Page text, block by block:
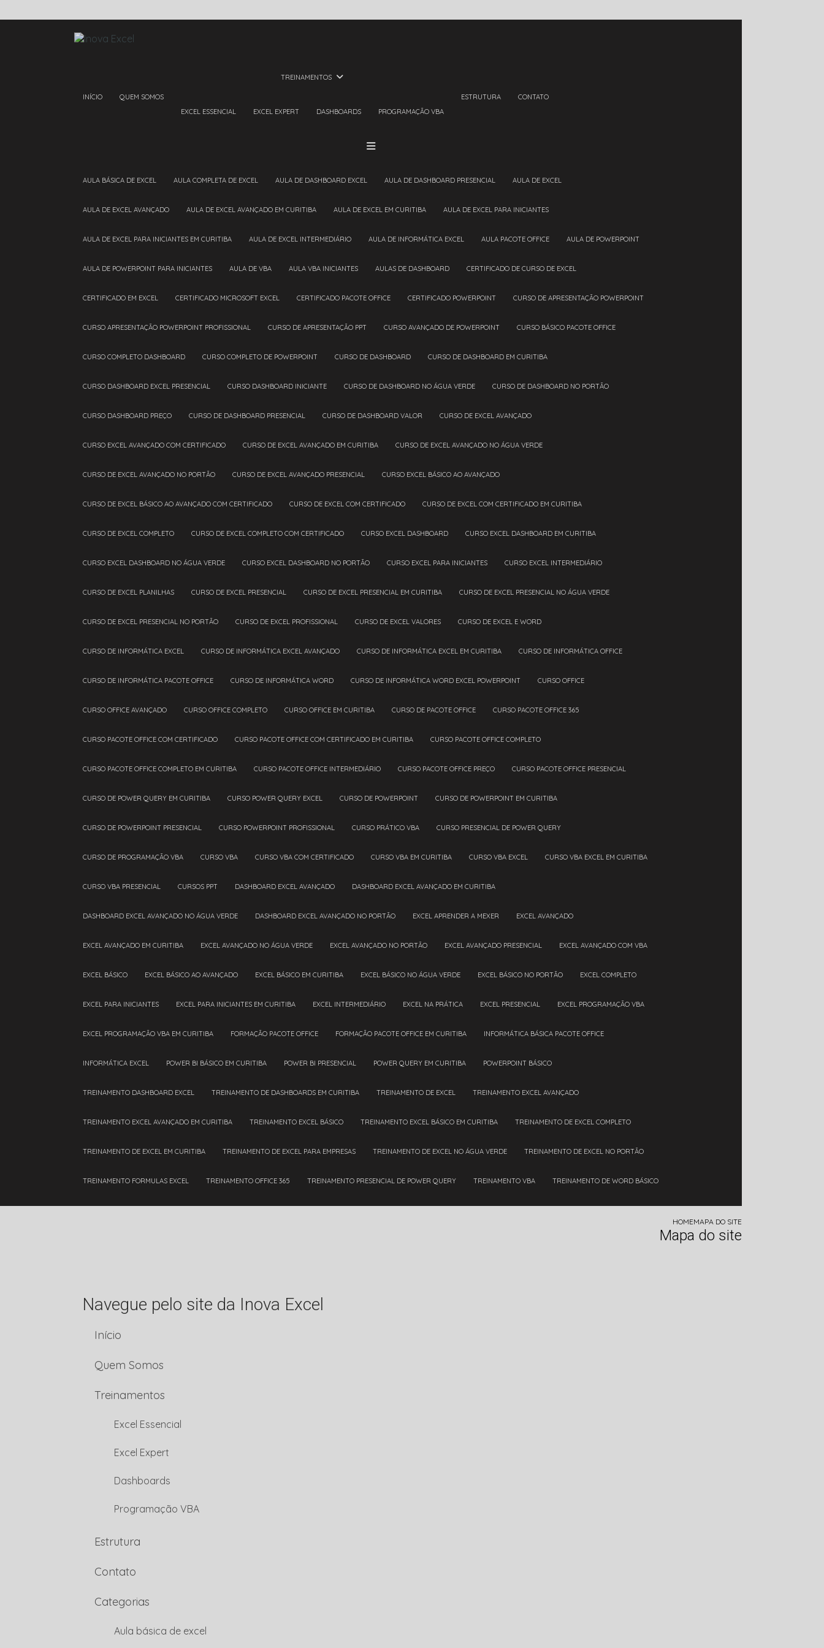
INÍCIO QUEM SOMOS
TREINAMENTOS
EXCEL ESSENCIAL EXCEL EXPERT DASHBOARDS PROGRAMAÇÃO VBA
ESTRUTURA CONTATO
AULA BÁSICA DE EXCEL AULA COMPLETA DE EXCEL AULA DE DASHBOARD EXCEL AULA DE DASHBOARD PRESENCIAL AULA DE EXCEL
AULA DE EXCEL AVANÇADO AULA DE EXCEL AVANÇADO EM CURITIBA AULA DE EXCEL EM CURITIBA AULA DE EXCEL PARA INICIANTES
AULA DE EXCEL PARA INICIANTES EM CURITIBA AULA DE EXCEL INTERMEDIÁRIO AULA DE INFORMÁTICA EXCEL AULA PACOTE OFFICE AULA DE POWERPOINT
AULA DE POWERPOINT PARA INICIANTES AULA DE VBA AULA VBA INICIANTES AULAS DE DASHBOARD CERTIFICADO DE CURSO DE EXCEL
CERTIFICADO EM EXCEL CERTIFICADO MICROSOFT EXCEL CERTIFICADO PACOTE OFFICE CERTIFICADO POWERPOINT CURSO DE APRESENTAÇÃO POWERPOINT
CURSO APRESENTAÇÃO POWERPOINT PROFISSIONAL CURSO DE APRESENTAÇÃO PPT CURSO AVANÇADO DE POWERPOINT CURSO BÁSICO PACOTE OFFICE
CURSO COMPLETO DASHBOARD CURSO COMPLETO DE POWERPOINT CURSO DE DASHBOARD CURSO DE DASHBOARD EM CURITIBA
CURSO DASHBOARD EXCEL PRESENCIAL CURSO DASHBOARD INICIANTE CURSO DE DASHBOARD NO ÁGUA VERDE CURSO DE DASHBOARD NO PORTÃO
CURSO DASHBOARD PREÇO CURSO DE DASHBOARD PRESENCIAL CURSO DE DASHBOARD VALOR CURSO DE EXCEL AVANÇADO
CURSO EXCEL AVANÇADO COM CERTIFICADO CURSO DE EXCEL AVANÇADO EM CURITIBA CURSO DE EXCEL AVANÇADO NO ÁGUA VERDE
CURSO DE EXCEL AVANÇADO NO PORTÃO CURSO DE EXCEL AVANÇADO PRESENCIAL CURSO EXCEL BÁSICO AO AVANÇADO
CURSO DE EXCEL BÁSICO AO AVANÇADO COM CERTIFICADO CURSO DE EXCEL COM CERTIFICADO CURSO DE EXCEL COM CERTIFICADO EM CURITIBA
CURSO DE EXCEL COMPLETO CURSO DE EXCEL COMPLETO COM CERTIFICADO CURSO EXCEL DASHBOARD CURSO EXCEL DASHBOARD EM CURITIBA
CURSO EXCEL DASHBOARD NO ÁGUA VERDE CURSO EXCEL DASHBOARD NO PORTÃO CURSO EXCEL PARA INICIANTES CURSO EXCEL INTERMEDIÁRIO
CURSO DE EXCEL PLANILHAS CURSO DE EXCEL PRESENCIAL CURSO DE EXCEL PRESENCIAL EM CURITIBA CURSO DE EXCEL PRESENCIAL NO ÁGUA VERDE
CURSO DE EXCEL PRESENCIAL NO PORTÃO CURSO DE EXCEL PROFISSIONAL CURSO DE EXCEL VALORES CURSO DE EXCEL E WORD
CURSO DE INFORMÁTICA EXCEL CURSO DE INFORMÁTICA EXCEL AVANÇADO CURSO DE INFORMÁTICA EXCEL EM CURITIBA CURSO DE INFORMÁTICA OFFICE
CURSO DE INFORMÁTICA PACOTE OFFICE CURSO DE INFORMÁTICA WORD CURSO DE INFORMÁTICA WORD EXCEL POWERPOINT CURSO OFFICE
CURSO OFFICE AVANÇADO CURSO OFFICE COMPLETO CURSO OFFICE EM CURITIBA CURSO DE PACOTE OFFICE CURSO PACOTE OFFICE 365
CURSO PACOTE OFFICE COM CERTIFICADO CURSO PACOTE OFFICE COM CERTIFICADO EM CURITIBA CURSO PACOTE OFFICE COMPLETO
CURSO PACOTE OFFICE COMPLETO EM CURITIBA CURSO PACOTE OFFICE INTERMEDIÁRIO CURSO PACOTE OFFICE PREÇO CURSO PACOTE OFFICE PRESENCIAL
CURSO DE POWER QUERY EM CURITIBA CURSO POWER QUERY EXCEL CURSO DE POWERPOINT CURSO DE POWERPOINT EM CURITIBA
CURSO DE POWERPOINT PRESENCIAL CURSO POWERPOINT PROFISSIONAL CURSO PRÁTICO VBA CURSO PRESENCIAL DE POWER QUERY
CURSO DE PROGRAMAÇÃO VBA CURSO VBA CURSO VBA COM CERTIFICADO CURSO VBA EM CURITIBA CURSO VBA EXCEL CURSO VBA EXCEL EM CURITIBA
CURSO VBA PRESENCIAL CURSOS PPT DASHBOARD EXCEL AVANÇADO DASHBOARD EXCEL AVANÇADO EM CURITIBA
DASHBOARD EXCEL AVANÇADO NO ÁGUA VERDE DASHBOARD EXCEL AVANÇADO NO PORTÃO EXCEL APRENDER A MEXER EXCEL AVANÇADO
EXCEL AVANÇADO EM CURITIBA EXCEL AVANÇADO NO ÁGUA VERDE EXCEL AVANÇADO NO PORTÃO EXCEL AVANÇADO PRESENCIAL EXCEL AVANÇADO COM VBA
EXCEL BÁSICO EXCEL BÁSICO AO AVANÇADO EXCEL BÁSICO EM CURITIBA EXCEL BÁSICO NO ÁGUA VERDE EXCEL BÁSICO NO PORTÃO EXCEL COMPLETO
EXCEL PARA INICIANTES EXCEL PARA INICIANTES EM CURITIBA EXCEL INTERMEDIÁRIO EXCEL NA PRÁTICA EXCEL PRESENCIAL EXCEL PROGRAMAÇÃO VBA
EXCEL PROGRAMAÇÃO VBA EM CURITIBA FORMAÇÃO PACOTE OFFICE FORMAÇÃO PACOTE OFFICE EM CURITIBA INFORMÁTICA BÁSICA PACOTE OFFICE
INFORMÁTICA EXCEL POWER BI BÁSICO EM CURITIBA POWER BI PRESENCIAL POWER QUERY EM CURITIBA POWERPOINT BÁSICO
TREINAMENTO DASHBOARD EXCEL TREINAMENTO DE DASHBOARDS EM CURITIBA TREINAMENTO DE EXCEL TREINAMENTO EXCEL AVANÇADO
TREINAMENTO EXCEL AVANÇADO EM CURITIBA TREINAMENTO EXCEL BÁSICO TREINAMENTO EXCEL BÁSICO EM CURITIBA TREINAMENTO DE EXCEL COMPLETO
TREINAMENTO DE EXCEL EM CURITIBA TREINAMENTO DE EXCEL PARA EMPRESAS TREINAMENTO DE EXCEL NO ÁGUA VERDE TREINAMENTO DE EXCEL NO PORTÃO
TREINAMENTO FORMULAS EXCEL TREINAMENTO OFFICE 365 TREINAMENTO PRESENCIAL DE POWER QUERY TREINAMENTO VBA TREINAMENTO DE WORD BÁSICO
HOMEMAPA DO SITE
Mapa do site
Navegue pelo site da Inova Excel
Início
Quem Somos
Treinamentos
Excel Essencial
Excel Expert
Dashboards
Programação VBA
Estrutura
Contato
Categorias
Aula básica de excel